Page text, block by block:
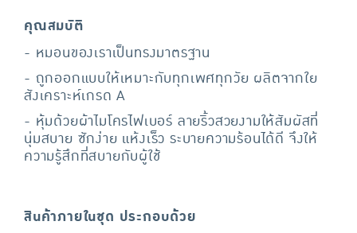
คุณสมบัติ
- หมอนของเราเป็นทรงมาตรฐาน
- ถูกออกแบบให้เหมาะกับทุกเพศทุกวัย ผลิตจากใย
สังเคราะห์เกรด A
- หุ้มด้วยผ้าไมโครไฟเบอร์ ลายริ้วสวยงามให้สัมผัสที่
นุ่มสบาย ซักง่าย แห้งเร็ว ระบายความร้อนได้ดี จึงให้
ความรู้สึกที่สบายกับผู้ใช้
สินค้าภายในชุด ประกอบด้วย